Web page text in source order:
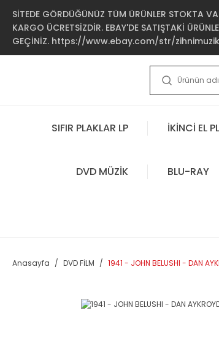
SİTEDE GÖRDÜĞÜNÜZ TÜM ÜRÜNLER STOKTA
KARGO ÜCRETSİZDİR. EBAY'DE SATIŞTAKİ
GEÇİNİZ. https://www.ebay.com/str/zihnimuzik
SIFIR PLAKLAR LP İKİNCİ EL
DVD MÜZİK BLU-RAY
Anasayfa DVD FİLM 1941 - JOHN BELUSHI - DAN